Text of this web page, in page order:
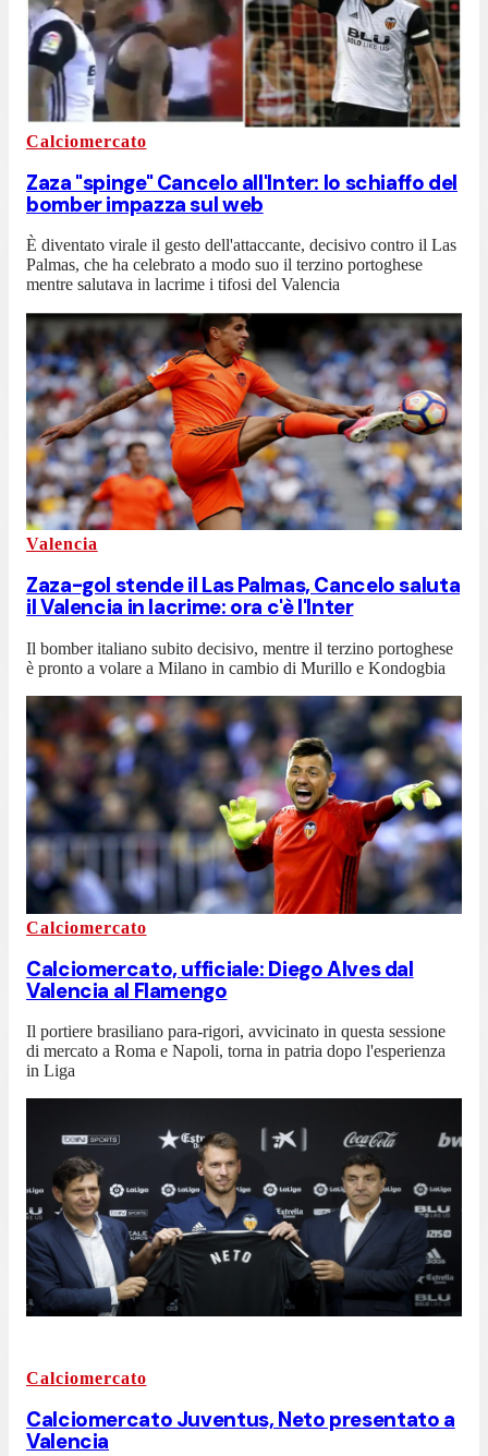
Calciomercato
Zaza "spinge" Cancelo all'Inter: lo schiaffo del
bomber impazza sul web
È diventato virale il gesto dell'attaccante, decisivo contro il Las
Palmas, che ha celebrato a modo suo il terzino portoghese
mentre salutava in lacrime i tifosi del Valencia
Valencia
Zaza-gol stende il Las Palmas, Cancelo saluta
il Valencia in lacrime: ora c'è l'Inter
Il bomber italiano subito decisivo, mentre il terzino portoghese
è pronto a volare a Milano in cambio di Murillo e Kondogbia
Calciomercato
Calciomercato, ufficiale: Diego Alves dal
Valencia al Flamengo
Il portiere brasiliano para-rigori, avvicinato in questa sessione
di mercato a Roma e Napoli, torna in patria dopo l'esperienza
in Liga
Calciomercato
Calciomercato Juventus, Neto presentato a
Valencia